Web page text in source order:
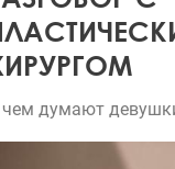
думают